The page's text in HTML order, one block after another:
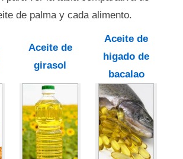
de palma y cada alimento.
Aceite de
girasol
Aceite de
higado de
bacalao